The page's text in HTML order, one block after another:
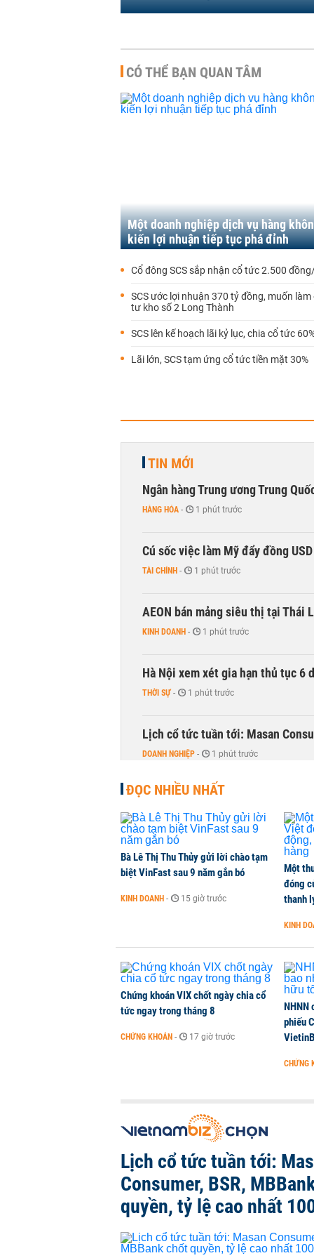
CÓ THỂ BẠN QUAN TÂM
Một doanh nghiệp dịch vụ hàng
kiến lợi nhuận tiếp tục phá đỉnh
Cổ đông SCS sắp nhận cổ tức 2.500
SCS ước lợi nhuận 370 tỷ đồng, muốn làm
tư kho số 2 Long Thành
SCS lên kế hoạch lãi kỷ lục, chia cổ tức
Lãi lớn, SCS tạm ứng cổ tức tiền mặt 30%
TIN MỚI
Ngân hàng Trung ương Trung
HÀNG HÓA - 1 phút trước
Cú sốc việc làm Mỹ đẩy đồng
TÀI CHÍNH - 1 phút trước
AEON bán mảng siêu thị tại Thái
KINH DOANH - 1 phút trước
Hà Nội xem xét gia hạn thủ tục 6
THỜI SỰ - 1 phút trước
Lịch cổ tức tuần tới: Masan
DOANH NGHIỆP - 1 phút trước
TOP 10 ngân hàng lãi lớn nhất từ
Vietcombank quán quân, ACB
TÀI CHÍNH - 1 phút trước
Vì sao bỗng dưng đứng tên doanh
Thuế mới của Mỹ tạo thêm sức
ĐỌC NHIỀU NHẤT
Bà Lê Thị Thu Thủy gửi lời chào tạm
biệt VinFast sau 9 năm gắn bó
KINH DOANH - 15 giờ trước
Một
đóng
thanh
KINH
Chứng khoán VIX chốt ngày chia cổ
tức ngay trong tháng 8
CHỨNG KHOÁN - 17 giờ trước
NHNN
phiếu
CHỨNG
Lịch cổ tức tuần tới:
Consumer, BSR,
quyền, tỷ lệ cao nhất